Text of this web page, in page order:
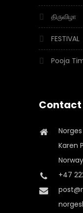
திருவிழா
FESTIVAL
Pooja
Contact
Karen
+47